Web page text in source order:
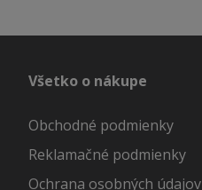
Všetko o nákupe
Obchodné podmienky
Reklamačné podmienky
Ochrana osobných údajov